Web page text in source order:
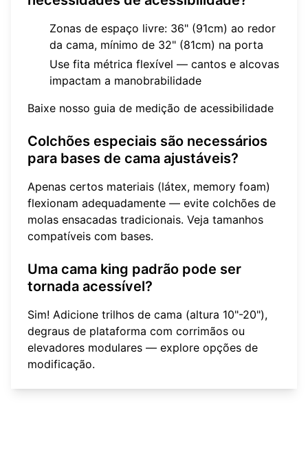
Zonas de espaço livre: 36" (91cm) ao redor
da cama, mínimo de 32" (81cm) na porta
Use fita métrica flexível — cantos e alcovas
impactam a manobrabilidade
Baixe nosso guia de medição de acessibilidade
Colchões especiais são necessários
para bases de cama ajustáveis?
Apenas certos materiais (látex, memory foam)
flexionam adequadamente — evite colchões de
molas ensacadas tradicionais. Veja tamanhos
compatíveis com bases.
Uma cama king padrão pode ser
tornada acessível?
Sim! Adicione trilhos de cama (altura 10"-20"),
degraus de plataforma com corrimãos ou
elevadores modulares — explore opções de
modificação.